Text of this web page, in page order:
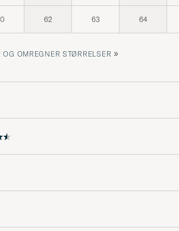
62 63 64
OMREGNER STØRRELSER »